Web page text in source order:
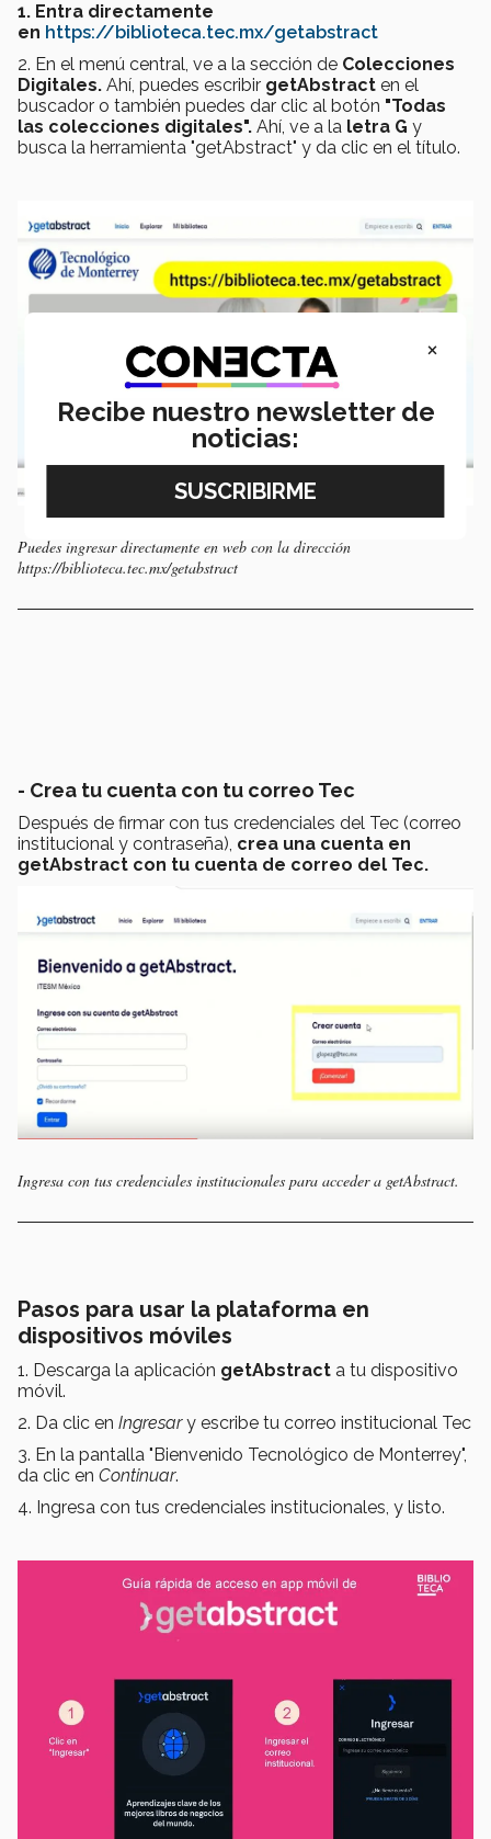
1. Entra directamente
en https://biblioteca.tec.mx/getabstract
2. En el menú central, ve a la sección de Colecciones
Digitales. Ahí, puedes escribir getAbstract en el
buscador o también puedes dar clic al botón "Todas
las colecciones digitales". Ahí, ve a la letra G y
busca la herramienta "getAbstract" y da clic en el título.
Puedes ingresar directamente en web con la dirección
https://biblioteca.tec.mx/getabstract
- Crea tu cuenta con tu correo Tec
Después de firmar con tus credenciales del Tec (correo
institucional y contraseña), crea una cuenta en
getAbstract con tu cuenta de correo del Tec.
Ingresa con tus credenciales institucionales para acceder a getAbstract.
Pasos para usar la plataforma en
dispositivos móviles
1. Descarga la aplicación getAbstract a tu dispositivo
móvil.
2. Da clic en Ingresary escribe tu correo institucional Tec
3. En la pantalla "Bienvenido Tecnológico de Monterrey",
da clic en Continuar.
4. Ingresa con tus credenciales institucionales, y listo.
×
Recibe nuestro newsletter de
noticias: